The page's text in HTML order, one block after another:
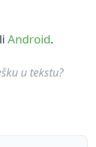
Android.
u tekstu?